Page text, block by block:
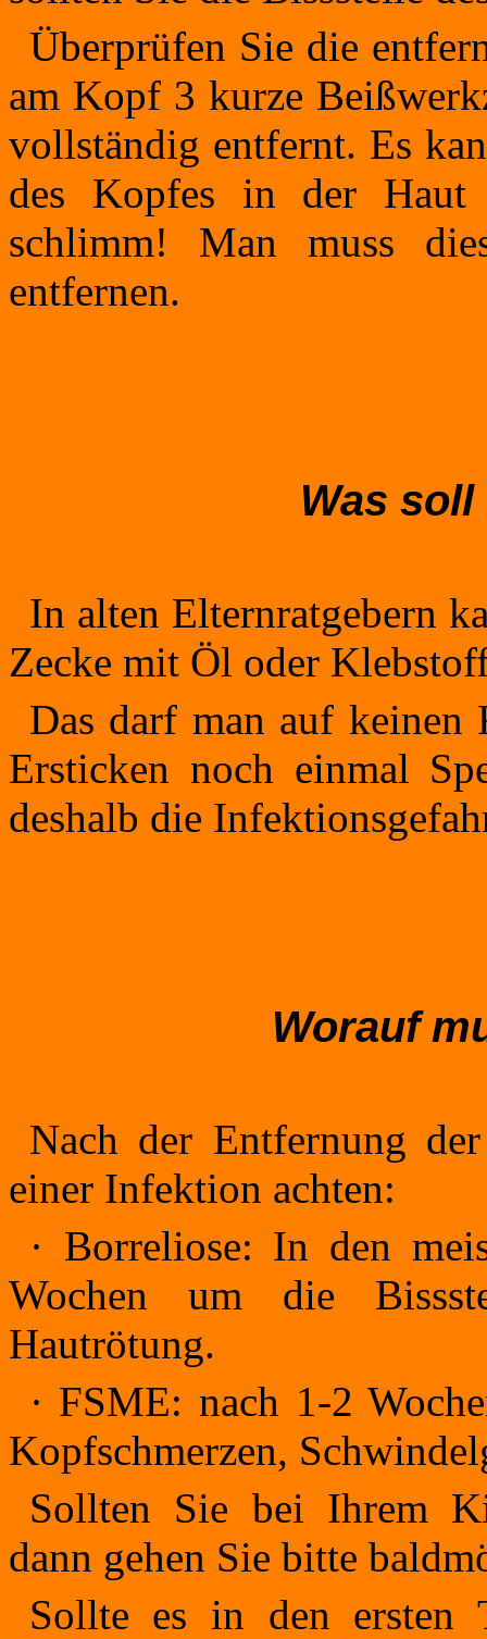
Überprüfen Sie die
am Kopf 3 kurze
vollständig entfernt. Es
des Kopfes in der Haut
schlimm! Man muss
entfernen.
Was
In alten Elternratgebern
Zecke mit Öl oder
Das darf man auf
Ersticken noch einmal
deshalb die
Worauf
Nach der Entfernung
einer Infektion achten:
· Borreliose: In den
Wochen um die
Hautrötung.
· FSME: nach 1-2
Kopfschmerzen,
Sollten Sie bei Ihrem
dann gehen Sie bitte
Sollte es in den ersten